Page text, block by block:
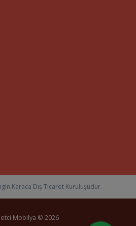
Karaca Dış Ticaret Kuruluşudur.
Mobilya © 2026